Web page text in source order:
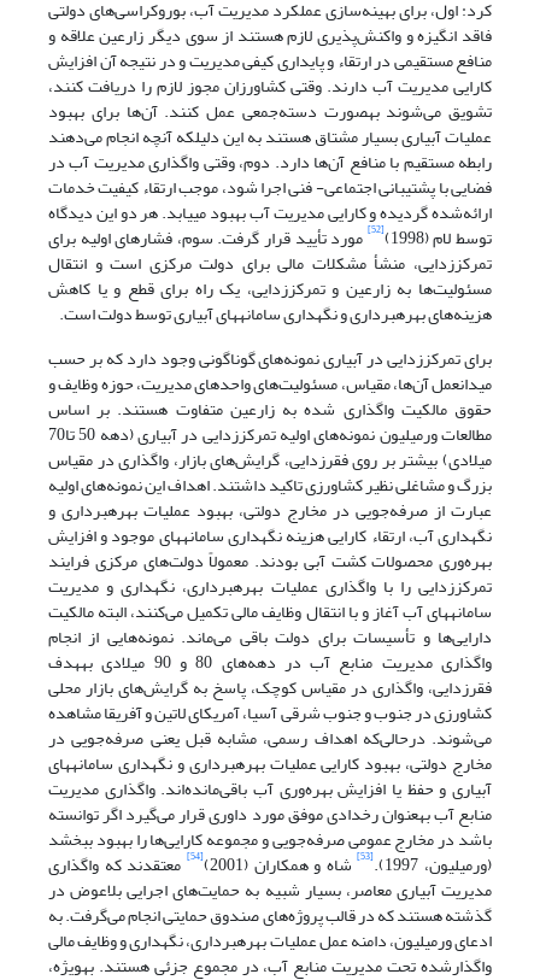
کرد: اول، برای بهینه‌سازی عملکرد مدیریت آب، بوروکراسی‌های دولتی
فاقد انگیزه و واکنش‌پذیری لازم هستند از سوی دیگر زارعین علاقه و
منافع مستقیمی در ارتقاء و پایداری کیفی مدیریت و در نتیجه آن افزایش
کارایی مدیریت آب دارند. وقتی کشاورزان مجوز لازم را دریافت کنند،
تشویق می‌شوند به‏صورت دسته‌جمعی عمل کنند. آن‌ها برای بهبود
عملیات آبیاری بسیار مشتاق هستند به این دلیل‏که آنچه انجام می‌دهند
رابطه مستقیم با منافع آن‌ها دارد. دوم، وقتی واگذاری مدیریت آب در
فضایی با پشتیبانی اجتماعی- فنی اجرا شود، موجب ارتقاء کیفیت خدمات
ارائه‌شده گردیده و کارایی مدیریت آب بهبود می‏یابد. هر دو این دیدگاه
توسط لام (1998) [52] مورد تأیید قرار گرفت. سوم، فشارهای اولیه برای
تمرکززدایی، منشأ مشکلات مالی برای دولت مرکزی است و انتقال
مسئولیت‌ها به زارعین و تمرکززدایی، یک راه برای قطع و یا کاهش
هزینه‌های بهره‏برداری و نگهداری سامانه‏های آبیاری توسط دولت است.
برای تمرکززدایی در آبیاری نمونه‌های گوناگونی وجود دارد که بر حسب
میدان‏عمل آن‌ها، مقیاس، مسئولیت‌های واحدهای مدیریت، حوزه وظایف و
حقوق مالکیت واگذاری شده به زارعین متفاوت هستند. بر اساس
مطالعات ورمیلیون نمونه‌های اولیه تمرکززدایی در آبیاری (دهه 50 تا70
میلادی) بیشتر بر روی فقرزدایی، گرایش‌های بازار، واگذاری در مقیاس
بزرگ و مشاغلی نظیر کشاورزی تاکید داشتند. اهداف این نمونه‌های اولیه
عبارت از صرفه‌جویی در مخارج دولتی، بهبود عملیات بهره‏برداری و
نگهداری آب، ارتقاء کارایی هزینه نگهداری سامانه‏های موجود و افزایش
بهره‌وری محصولات کشت آبی بودند. معمولاً دولت‌های مرکزی فرایند
تمرکززدایی را با واگذاری عملیات بهره‏برداری، نگهداری و مدیریت
سامانه‏های آب آغاز و با انتقال وظایف مالی تکمیل می‌کنند، البته مالکیت
دارایی‌ها و تأسیسات برای دولت باقی می‌ماند. نمونه‌هایی از انجام
واگذاری مدیریت منابع آب در دهه‌های 80 و 90 میلادی به‏هدف
فقرزدایی، واگذاری در مقیاس کوچک، پاسخ به گرایش‌های بازار محلی
کشاورزی در جنوب و جنوب شرقی آسیا، آمریکای لاتین و آفریقا مشاهده
می‌شوند. درحالی‌که اهداف رسمی، مشابه قبل یعنی صرفه‌جویی در
مخارج دولتی، بهبود کارایی عملیات بهره‏برداری و نگهداری سامانه‏های
آبیاری و حفظ یا افزایش بهره‌‌وری آب باقی‌مانده‌اند. واگذاری مدیریت
منابع آب به‏عنوان رخدادی موفق مورد داوری قرار می‌گیرد اگر توانسته
باشد در مخارج عمومی صرفه‌جویی و مجموعه کارایی‌ها را بهبود ببخشد
(ورمیلیون، 1997). [53] شاه و همکاران (2001) [54] معتقدند که واگذاری
مدیریت آبیاری معاصر، بسیار شبیه به حمایت‌های اجرایی بلاعوض در
گذشته هستند که در قالب پروژه‌های صندوق حمایتی انجام می‌گرفت. به‏
ادعای ورمیلیون، دامنه عمل عملیات بهره‏برداری، نگهداری و وظایف مالی
واگذارشده تحت مدیریت منابع آب، در مجموع جزئی هستند. به‏ویژه،